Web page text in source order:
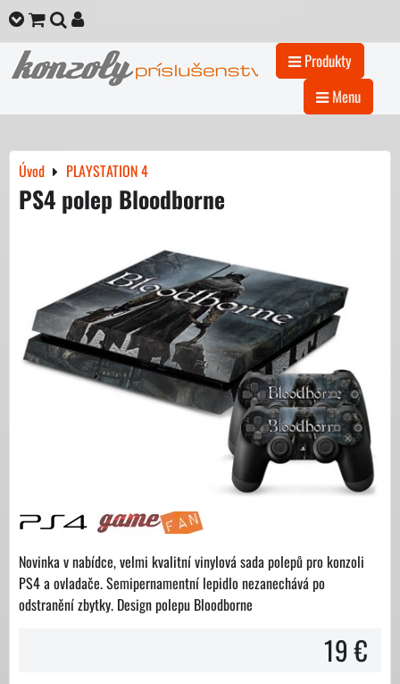
Produkty
Menu
Úvod PLAYSTATION 4
PS4 polep Bloodborne
Novinka v nabídce, velmi kvalitní vinylová sada polepů pro konzoli
PS4 a ovladače. Semipernamentní lepidlo nezanechává po
odstranění zbytky. Design polepu Bloodborne
19 €